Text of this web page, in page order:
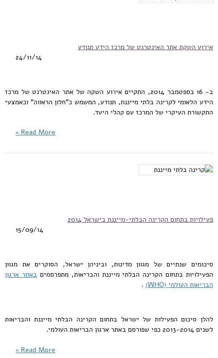
אירוע השקת אתר האינטרנט של מרכז הידע תנודע
24/11/14
ב- 16 בספטמבר 2014, התקיים אירוע השקה של אתר האינטרנט של מרכז
הידע הלאומי לקרינה בלתי מייננת, תנודע, המשמש כ"חלון הראווה" וכאמצעי
התקשורת העיקרי של המרכז עם קהלי היעד.
Read More >
פעילויות בתחום הקרינה הבלתי-מייננת בישראל 2014
15/09/14
סיכומים שנתיים של מגוון מדינות, וביניהן ישראל, הסוקרים את מגוון
הפעילויות בתחום הקרינה הבלתי מייננת והבריאות, מתפרסמיםבאתר ארגון
הבריאות העולמי (WHO)
.
להלן סיכום הפעילות של ישראל בתחום הקרינה הבלתי מייננת והבריאות
לשנים 2013-2014 כפי שפורסם באתר ארגון הבריאות העולמי.
Read More >